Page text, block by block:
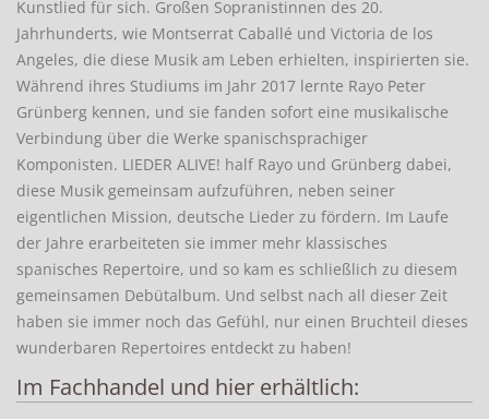
Kunstlied für sich. Großen Sopranistinnen des 20.
Jahrhunderts, wie Montserrat Caballé und Victoria de los
Angeles, die diese Musik am Leben erhielten, inspirierten sie.
Während ihres Studiums im Jahr 2017 lernte Rayo Peter
Grünberg kennen, und sie fanden sofort eine musikalische
Verbindung über die Werke spanischsprachiger
Komponisten. LIEDER ALIVE! half Rayo und Grünberg dabei,
diese Musik gemeinsam aufzuführen, neben seiner
eigentlichen Mission, deutsche Lieder zu fördern. Im Laufe
der Jahre erarbeiteten sie immer mehr klassisches
spanisches Repertoire, und so kam es schließlich zu diesem
gemeinsamen Debütalbum. Und selbst nach all dieser Zeit
haben sie immer noch das Gefühl, nur einen Bruchteil dieses
wunderbaren Repertoires entdeckt zu haben!
Im Fachhandel und hier erhältlich: